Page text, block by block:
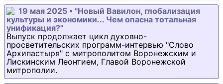
19 мая 2025 • "Новый Вавилон, глобализация
культуры и экономики... Чем опасна тотальная
унификация?"
Выпуск продолжает цикл духовно-
просветительских программ-интервью "Слово
Архипастыря" с митрополитом Воронежским и
Лискинским Леонтием, Главой Воронежской
митрополии.